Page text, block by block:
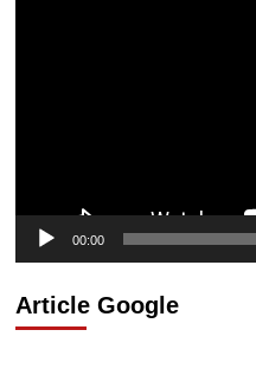
00:00
Article Google